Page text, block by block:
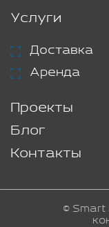
Услуги
Доставка
Аренда
Проекты
Блог
Контакты
© Smart